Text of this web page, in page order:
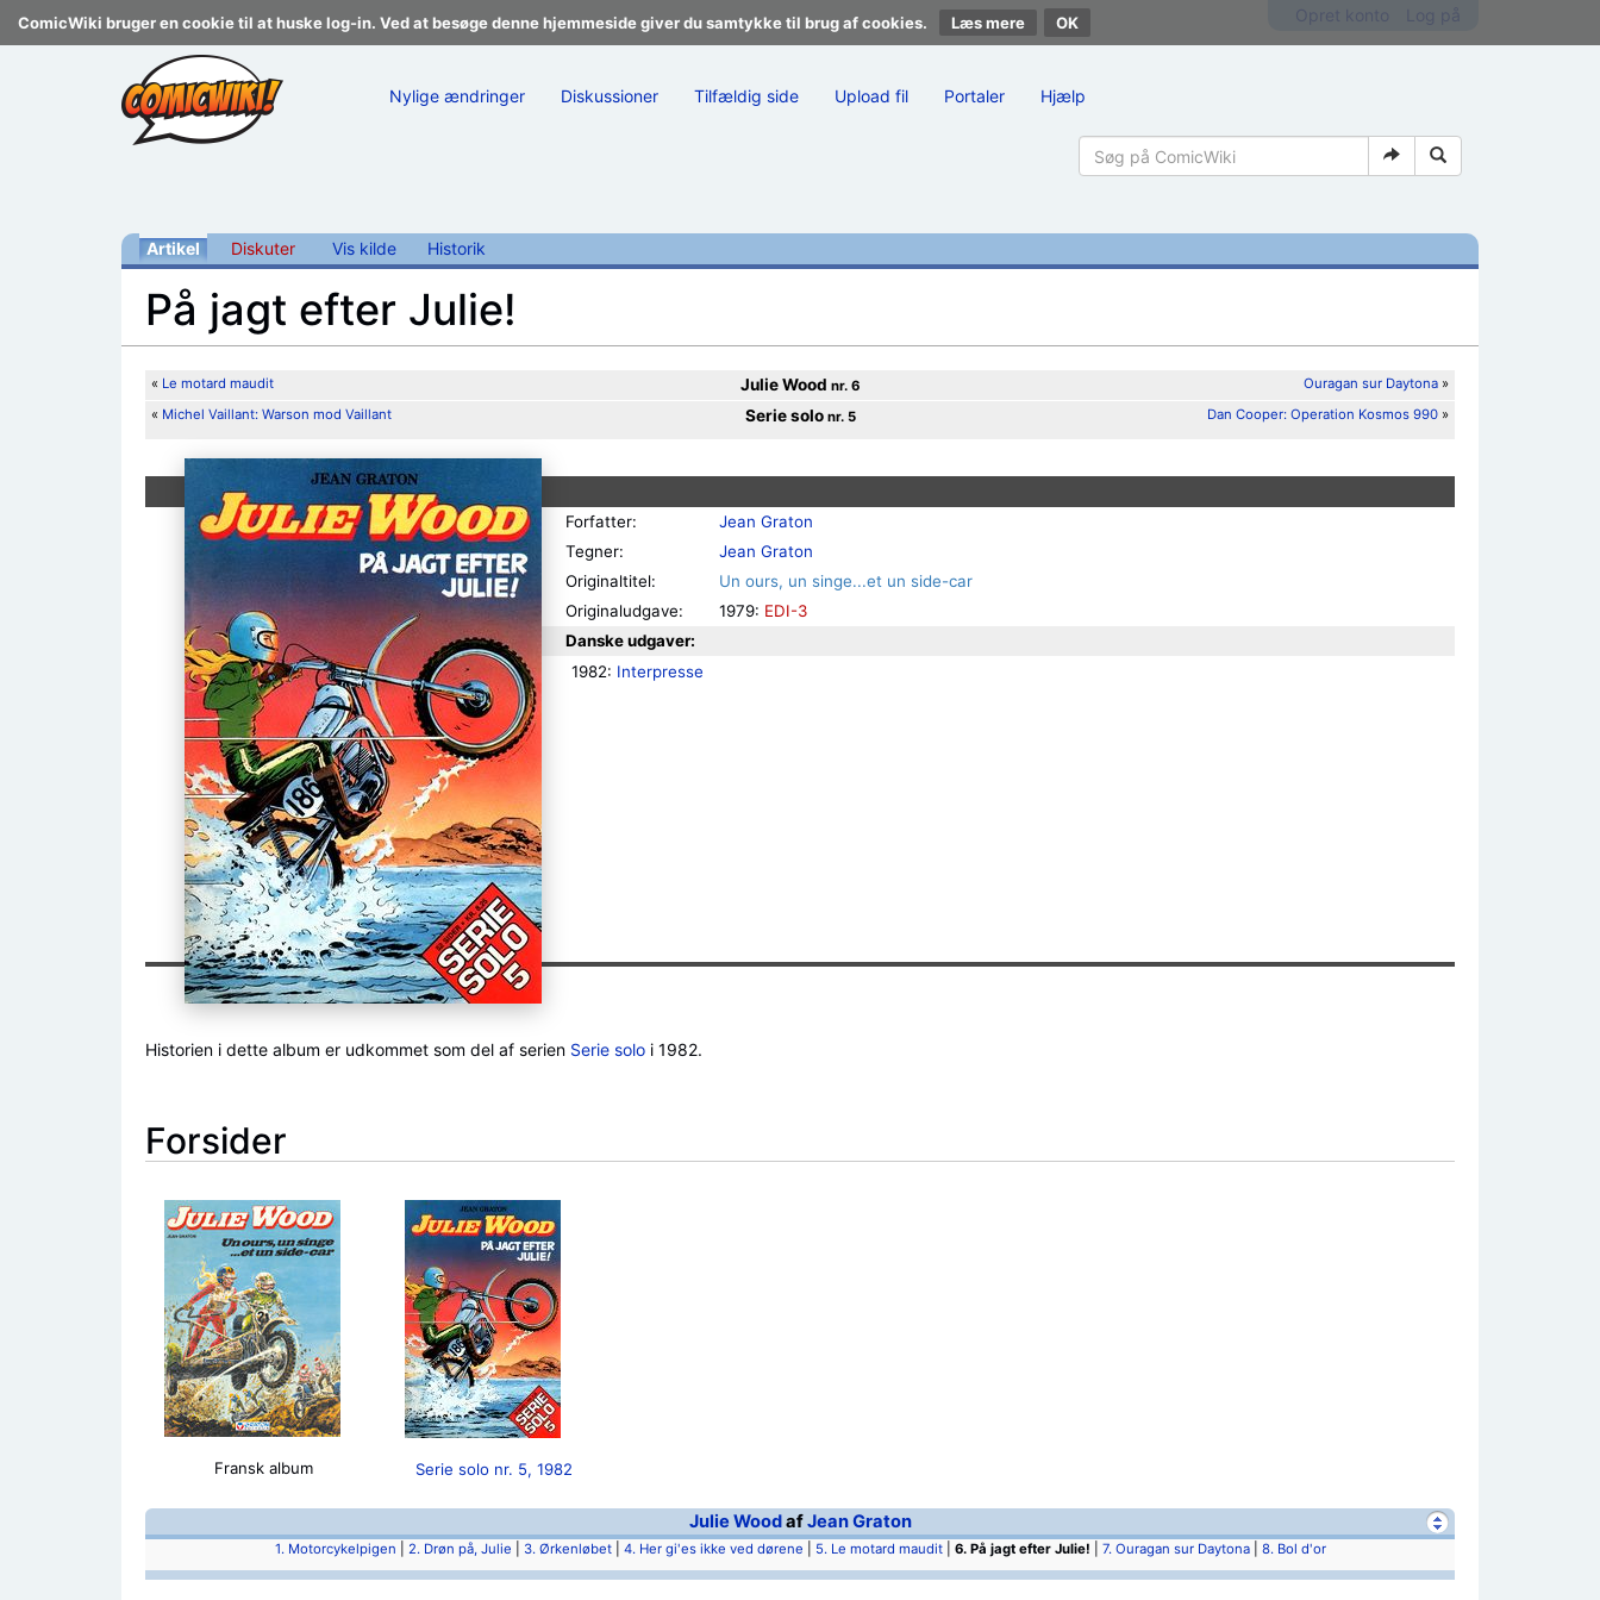
ComicWiki bruger en cookie til at huske log-in. Ved at besøge denne hjemmeside giver du samtykke til brug af cookies. Læs mere
Nylige ændringer Diskussioner Tilfældig side Upload fil Portaler Hjælp
Artikel Diskuter Vis kilde Historik
På jagt efter Julie!
« Le motard maudit Julie Wood nr. 6 Ouragan sur Daytona »
« Michel Vaillant: Warson mod Vaillant Serie solonr. 5 Dan Cooper: Operation Kosmos 990 »
Forfatter:
Jean Graton
Tegner:
Jean Graton
Originaltitel:
Un ours, un singe...et un side-car
Originaludgave:
1979: EDI-3
Danske udgaver:
1982: Interpresse
Historien i dette album er udkommet som del af serien Serie solo i 1982.
Forsider
Fransk album Serie solo nr. 5, 1982
Julie WoodafJean Graton
1. Motorcykelpigen 2. Drøn på, Julie 3. Ørkenløbet| 4. Her gi'es ikke ved dørene 5. Le motard maudit| 6. På jagt efter Julie! 7. Ouragan sur Daytona| 8. Bol d'or